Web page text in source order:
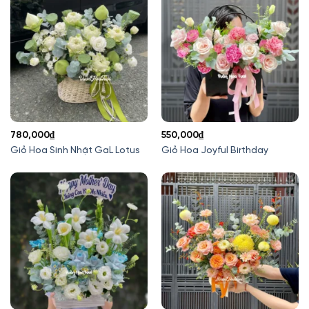
Giỏ Hoa Sinh Nhật GaL Lotus
780,000₫
Giỏ Hoa Joyful Birthday
550,000₫